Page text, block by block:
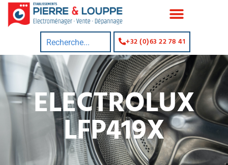
+32 (0)63 22 78 41
ELECTROLUX
LFP419X